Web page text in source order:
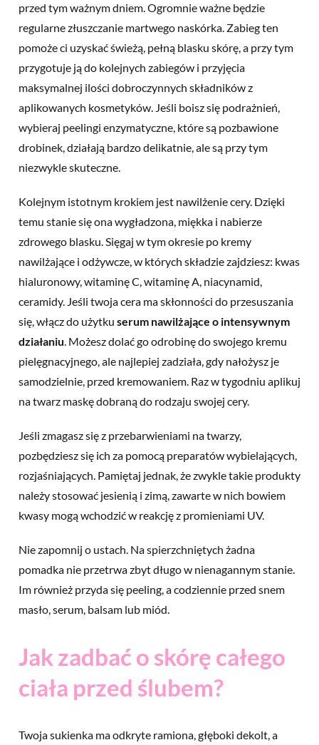
przed tym ważnym dniem. Ogromnie ważne będzie
regularne złuszczanie martwego naskórka. Zabieg ten
pomoże ci uzyskać świeżą, pełną blasku skórę, a przy tym
przygotuje ją do kolejnych zabiegów i przyjęcia
maksymalnej ilości dobroczynnych składników z
aplikowanych kosmetyków. Jeśli boisz się podrażnień,
wybieraj peelingi enzymatyczne, które są pozbawione
drobinek, działają bardzo delikatnie, ale są przy tym
niezwykle skuteczne.
Kolejnym istotnym krokiem jest nawilżenie cery. Dzięki
temu stanie się ona wygładzona, miękka i nabierze
zdrowego blasku. Sięgaj w tym okresie po kremy
nawilżające i odżywcze, w których składzie zajdziesz: kwas
hialuronowy, witaminę C, witaminę A, niacynamid,
ceramidy. Jeśli twoja cera ma skłonności do przesuszania
się, włącz do użytku serum nawilżające o intensywnym
działaniu. Możesz dolać go odrobinę do swojego kremu
pielęgnacyjnego, ale najlepiej zadziała, gdy nałożysz je
samodzielnie, przed kremowaniem. Raz w tygodniu aplikuj
na twarz maskę dobraną do rodzaju swojej cery.
Jeśli zmagasz się z przebarwieniami na twarzy,
pozbędziesz się ich za pomocą preparatów wybielających,
rozjaśniających. Pamiętaj jednak, że zwykle takie produkty
należy stosować jesienią i zimą, zawarte w nich bowiem
kwasy mogą wchodzić w reakcję z promieniami UV.
Nie zapomnij o ustach. Na spierzchniętych żadna
pomadka nie przetrwa zbyt długo w nienagannym stanie.
Im również przyda się peeling, a codziennie przed snem
masło, serum, balsam lub miód.
Jak zadbać o skórę całego
ciała przed ślubem?
Twoja sukienka ma odkryte ramiona, głęboki dekolt, a